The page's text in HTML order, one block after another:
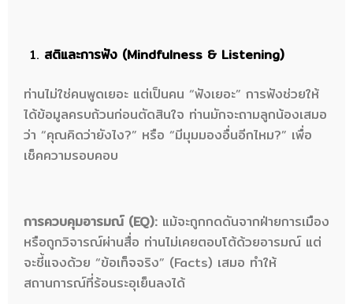
สติและการฟัง (Mindfulness & Listening)
ท่านไม่ใช่คนพูดเยอะ แต่เป็นคน “ฟังเยอะ” การฟังช่วยให้
ได้ข้อมูลครบถ้วนก่อนตัดสินใจ ท่านมักจะถามลูกน้องเสมอ
ว่า “คุณคิดว่ายังไง?” หรือ “มีมุมมองอื่นอีกไหม?” เพื่อ
เช็คความรอบคอบ
การควบคุมอารมณ์ (EQ): แม้จะถูกกดดันจากฝ่ายการเมือง
หรือถูกวิจารณ์ผ่านสื่อ ท่านไม่เคยตอบโต้ด้วยอารมณ์ แต่
จะชี้แจงด้วย “ข้อเท็จจริง” (Facts) เสมอ ทำให้
สถานการณ์ที่ร้อนระอุเย็นลงได้